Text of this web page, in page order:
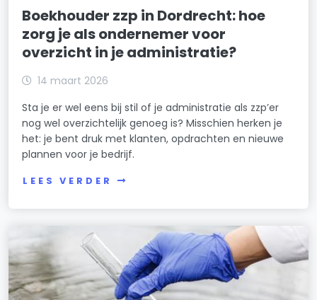
Boekhouder zzp in Dordrecht: hoe
zorg je als ondernemer voor
overzicht in je administratie?
14 maart 2026
Sta je er wel eens bij stil of je administratie als zzp’er
nog wel overzichtelijk genoeg is? Misschien herken je
het: je bent druk met klanten, opdrachten en nieuwe
plannen voor je bedrijf.
LEES VERDER